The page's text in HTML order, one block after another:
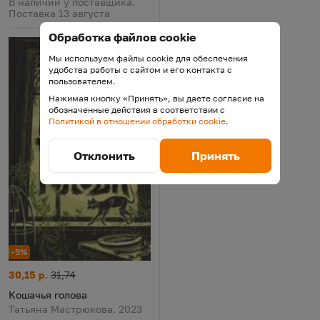
Поставка 13 августа
-5%
Кошачья голова
Цена:
30,15 р.
Старая цена:
31,74
Кошачья голова
Татьяна Мастрюкова, 2023
Обработка файлов cookie
Мы используем файлы cookie для обеспечения
удобства работы с сайтом и его контакта с
пользователем.
Нажимая кнопку «Принять», вы даете согласие на
обозначенные действия в соответствии с
Политикой в отношении обработки cookie.
Отклонить Принять